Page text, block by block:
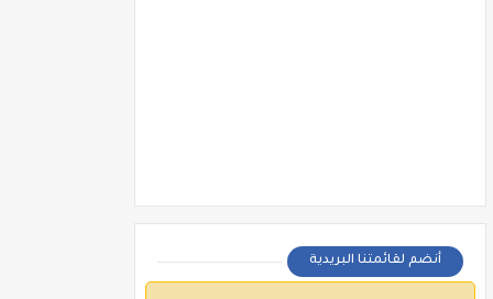
أنضم لقائمتنا البريدية